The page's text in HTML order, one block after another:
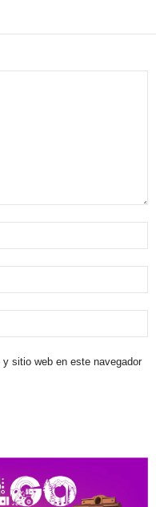
sitio web en este navegador